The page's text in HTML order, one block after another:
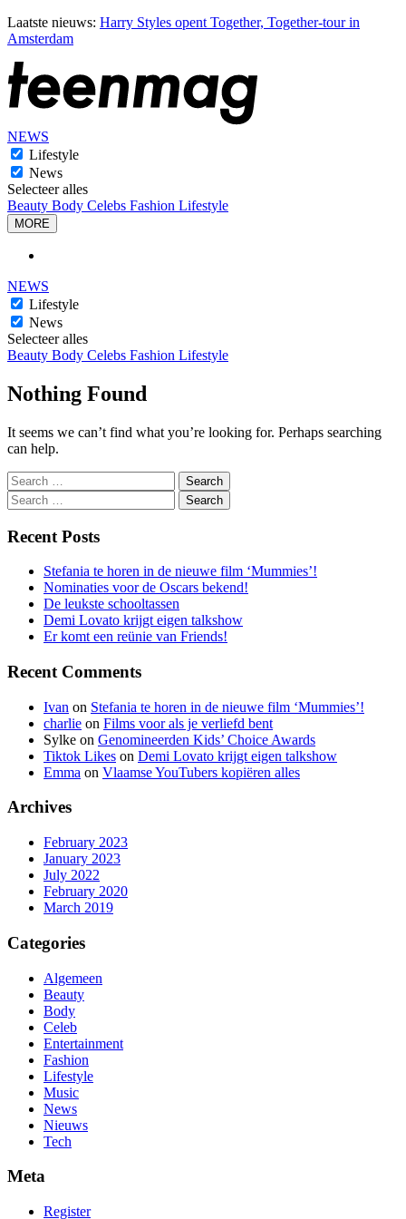
Laatste nieuws: Harry Styles opent Together, Together-tour in
Amsterdam
NEWS
Lifestyle
News
Selecteer alles
Beauty Body Celebs Fashion Lifestyle
MORE
NEWS
Lifestyle
News
Selecteer alles
Beauty Body Celebs Fashion Lifestyle
Nothing Found
It seems we can’t find what you’re looking for. Perhaps searching
can help.
Search
Search
Recent Posts
Stefania te horen in de nieuwe film ‘Mummies’!
Nominaties voor de Oscars bekend!
De leukste schooltassen
Demi Lovato krijgt eigen talkshow
Er komt een reünie van Friends!
Recent Comments
Ivan on Stefania te horen in de nieuwe film ‘Mummies’!
charlie on Films voor als je verliefd bent
Sylke on Genomineerden Kids’ Choice Awards
Tiktok Likes on Demi Lovato krijgt eigen talkshow
Emma on Vlaamse YouTubers kopiëren alles
Archives
February 2023
January 2023
July 2022
February 2020
March 2019
Categories
Algemeen
Beauty
Body
Celeb
Entertainment
Fashion
Lifestyle
Music
News
Nieuws
Tech
Meta
Register